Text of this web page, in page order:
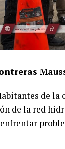
de la
de la red